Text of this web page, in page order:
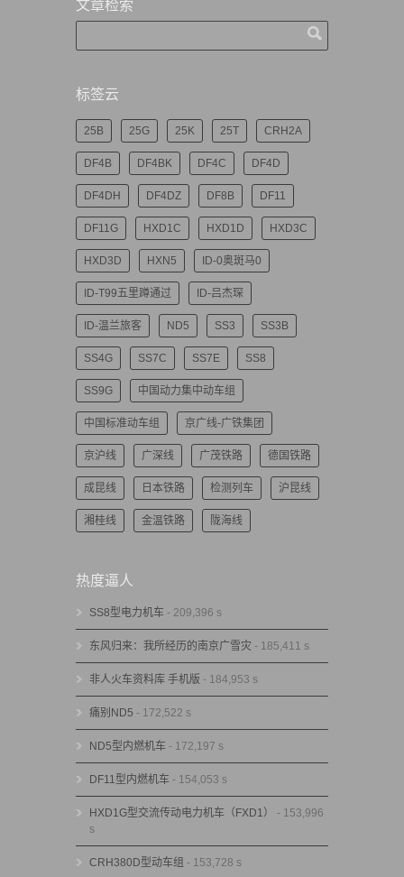
文章检索
标签云
25B 25G 25K 25T CRH2A
DF4B DF4BK DF4C DF4D
DF4DH DF4DZ DF8B DF11
DF11G HXD1C HXD1D HXD3C
HXD3D HXN5 ID-0奥斑马0
ID-T99五里蹲通过 ID-吕杰琛
ID-温兰旅客 ND5 SS3 SS3B
SS4G SS7C SS7E SS8
SS9G 中国动力集中动车组
中国标准动车组 京广线-广铁集团
京沪线 广深线 广茂铁路 德国铁路
成昆线 日本铁路 检测列车 沪昆线
湘桂线 金温铁路 陇海线
热度逼人
SS8型电力机车 - 209,396 s
东风归来：我所经历的南京广雪灾 - 185,411 s
非人火车资料库 手机版 - 184,953 s
痛别ND5 - 172,522 s
ND5型内燃机车 - 172,197 s
DF11型内燃机车 - 154,053 s
HXD1G型交流传动电力机车（FXD1）
- 153,996
s
CRH380D型动车组 - 153,728 s